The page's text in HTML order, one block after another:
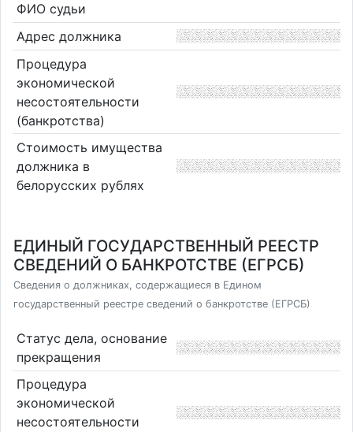
ФИО судьи
Адрес должника
Процедура
экономической
несостоятельности
(банкротства)
Стоимость имущества
должника в
белорусских рублях
ЕДИНЫЙ ГОСУДАРСТВЕННЫЙ РЕЕСТР
СВЕДЕНИЙ О БАНКРОТСТВЕ (ЕГРСБ)
Сведения о должниках, содержащиеся в Едином
государственный реестре сведений о банкротстве (ЕГРСБ)
Статус дела, основание
прекращения
Процедура
экономической
несостоятельности